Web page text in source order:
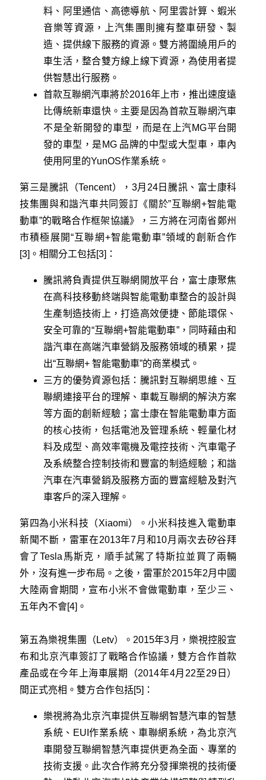
料、阿里通信、高德導航、阿里雲計算、蝦米
音樂等資源，上汽集團則擁有整車研發、製
造、提供線下服務的資源。雙方將圍繞用戶的
車生活，整合雙方線上線下資源，為使用者提
供智慧出行服務。
首款互聯網汽車將於2016年上市，推出速度遠
比傳統新車還快。主要是因為首款互聯網汽車
不是全新開發的車型，而是在上汽MG平台開
發的車型，是MG 品牌的中型或大型車，車內
使用阿里的YunOS作業系統。
第三是騰訊（Tencent），3月24日騰訊、富士康科
技集團與和諧汽車共同簽訂《關於”互聯網+智能電
動車”的戰略合作框架協議》，三方將在河南省鄭州
市積極展開“互聯網+智能電動車”領域的創新合作
[3]。相關分工包括[3]：
騰訊將負責提供互聯網開放平台，富士康聚焦
在高科技移動終端與智能電動車整合的設計與
生產制造技術上，打造高效便捷、節能環保、
安全可靠的“互聯網+智能電動車”，同時藉由和
諧汽車在高端汽車營銷及服務領域的積累，提
出“互聯網+ 智能電動車”的商業模式。
三方的優勢資源包括：騰訊對互聯網思維、互
聯網連接平台的理解、車載互聯網的解決方案
等方面的創新經驗；富士康在智能電動車方面
的核心技術，包括電池及管理系統、輕量化材
料及成型、高效率電機及電控技術、汽車電子
及系統整合控制技術和豐富的制造經驗；和諧
汽車在汽車營銷及服務方面的豐富經驗及對汽
車客戶的深入理解。
第四為小米科技（Xiaomi）。小米科技進入電動車
新聞不斷，雷軍在2013年7月和10月兩次去矽谷拜
會了Tesla馬斯克，順手試駕了特斯拉並買了兩輛
外，沒有進一步布局。之後，雷軍於2015年2月中國
大陸兩會期間，宣布小米不會做電動車，至少三、
五年內不會[4]。
第五為樂視集團（Letv）。2015年3月，樂視控股宣
布和北京汽車簽訂了戰略合作協議，雙方合作首款
產品或在今年上海車展期（2014年4月22至29日）
間正式亮相。雙方合作包括[5]：
樂視將為北京汽車提供互聯網智慧汽車的智慧
系統、EUI作業系統、車聯網系統，為北京汽
車開發互聯網智慧汽車提供更為全面、專業的
技術支援。此次合作將充分發揮樂視的技術優